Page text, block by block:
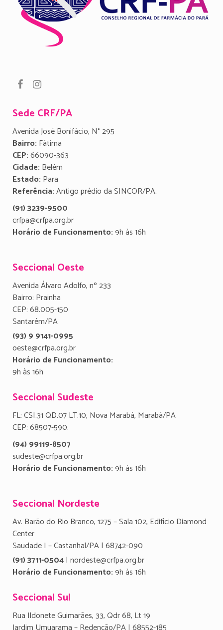
Sede CRF/PA
Avenida José Bonifácio, N° 295
Bairro: Fátima
CEP:66090-363
Cidade: Belém
Estado: Para
Referência:Antigo prédio da SINCOR/PA.
(91) 3239-9500
crfpa@crfpa.org.br
Horário de Funcionamento:9h às 16h
Seccional Oeste
Avenida Álvaro Adolfo, nº 233
Bairro: Prainha
CEP: 68.005-150
Santarém/PA
(93) 9 9141-0995
oeste@crfpa.org.br
Horário de Funcionamento:
9h às 16h
Seccional Sudeste
FL: CSI.31 QD.07 LT.10, Nova Marabá, Marabá/PA
CEP: 68507-590.
(94) 99119-8507
sudeste@crfpa.org.br
Horário de Funcionamento:9h às 16h
Seccional Nordeste
Av. Barão do Rio Branco, 1275 – Sala 102, Edifício Diamond
Center
Saudade I – Castanhal/PA | 68742-090
(91) 3711-0504| nordeste@crfpa.org.br
Horário de Funcionamento:9h às 16h
Seccional Sul
Rua Ildonete Guimarães, 33, Qdr 68, Lt 19